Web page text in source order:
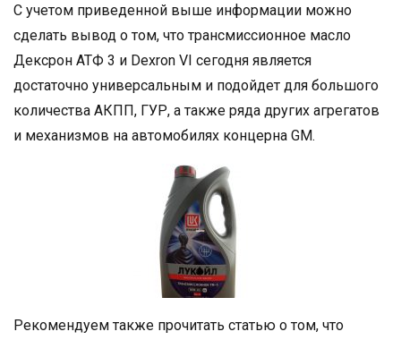
С учетом приведенной выше информации можно
сделать вывод о том, что трансмиссионное масло
Дексрон ATФ 3 и Dexron VI сегодня является
достаточно универсальным и подойдет для большого
количества АКПП, ГУР, а также ряда других агрегатов
и механизмов на автомобилях концерна GM.
Рекомендуем также прочитать статью о том, что